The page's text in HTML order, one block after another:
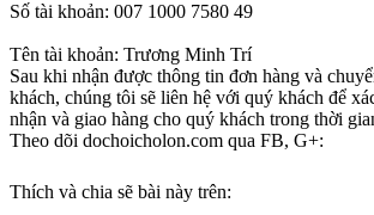
Số tài khoản: 007 1000 7580 49
Tên tài khoản: Trương Minh Trí
Sau khi nhận được thông tin đơn hàng và
khách, chúng tôi sẽ liên hệ với quý khách để
nhận và giao hàng cho quý khách trong thời
Theo dõi dochoicholon.com qua FB, G+:
Thích và chia sẽ bài này trên: